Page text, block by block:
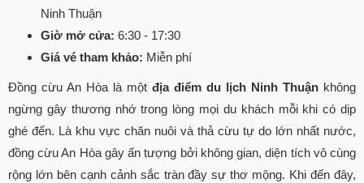
Ninh Thuận
Giờ mở cửa: 6:30 - 17:30
Giá vé tham khảo: Miễn phí
Đồng cừu An Hòa là một địa điểm du lịch Ninh Thuận không
ngừng gây thương nhớ trong lòng mọi du khách mỗi khi có dịp
ghé đến. Là khu vực chăn nuôi và thả cừu tự do lớn nhất nước,
đồng cừu An Hòa gây ấn tượng bởi không gian, diện tích vô cùng
rộng lớn bên cạnh cảnh sắc tràn đầy sự thơ mộng. Khi đến đây,